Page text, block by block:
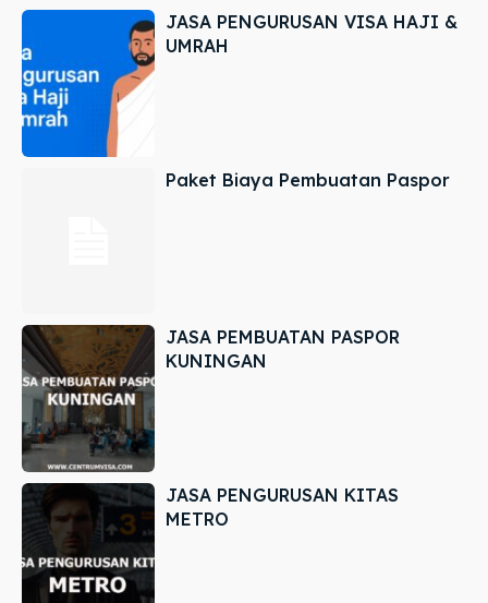
JASA PENGURUSAN VISA HAJI &
UMRAH
Paket Biaya Pembuatan Paspor
JASA PEMBUATAN PASPOR
KUNINGAN
JASA PENGURUSAN KITAS
METRO